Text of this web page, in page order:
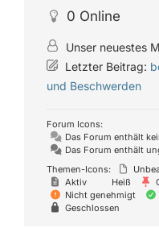
0 Online
Unser neuestes
Letzter Beitrag:
und Beschwerden
Forum Icons:
Das Forum enthält
Das Forum enthält
Themen-Icons:
Aktiv
Heiß
Nicht genehmigt
Geschlossen